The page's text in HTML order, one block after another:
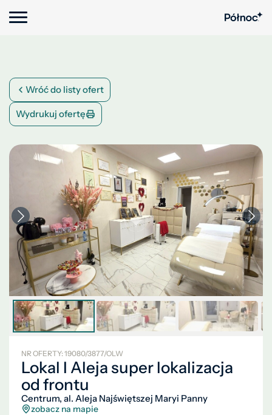
Wróć do listy ofert
Wydrukuj ofertę
NR OFERTY: 19080/3877/OLW
Lokal I Aleja super lokalizacja
od frontu
Centrum, al. Aleja Najświętszej Maryi Panny
zobacz na mapie